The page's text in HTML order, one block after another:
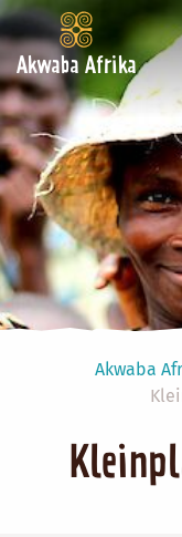
Akwaba Afrika
Akwaba